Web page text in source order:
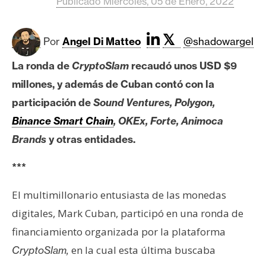
t
c
o
i
n
E
e
r
e
u
m
Por Angel Di Matteo 𝕏
@shadowargel
La ronda de CryptoSlamrecaudó unos USD $9
millones, y además de Cuban contó con la
participación deSound Ventures, Polygon,
Binance Smart Chain, OKEx, Forte, Animoca
Brandsy otras entidades.
***
El multimillonario entusiasta de las monedas
digitales, Mark Cuban, participó en una ronda de
financiamiento organizada por la plataforma
CryptoSlam, en la cual esta última buscaba